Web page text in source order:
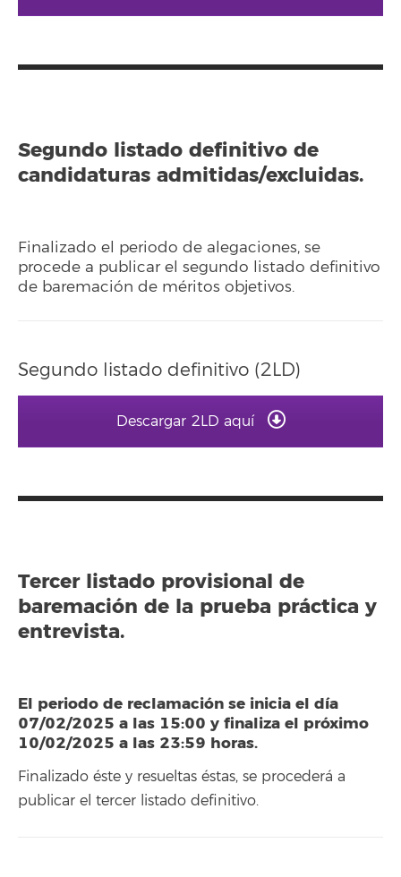
Segundo listado definitivo de
candidaturas admitidas/excluidas.
Finalizado el periodo de alegaciones, se
procede a publicar el segundo listado definitivo
de baremación de méritos objetivos.
Segundo listado definitivo (2LD)
Descargar 2LD aquí
Tercer listado provisional de
baremación de la prueba práctica y
entrevista.
El periodo de reclamación se inicia el día
07/02/2025 a las 15:00 y finaliza el próximo
10/02/2025 a las 23:59 horas.
Finalizado éste y resueltas éstas, se procederá a
publicar el tercer listado definitivo.